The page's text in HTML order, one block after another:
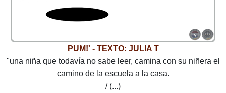
PUM!' - TEXTO: JULIA T
"una niña que todavía no sabe leer, camina con su niñera el
camino de la escuela a la casa.
/ (...)